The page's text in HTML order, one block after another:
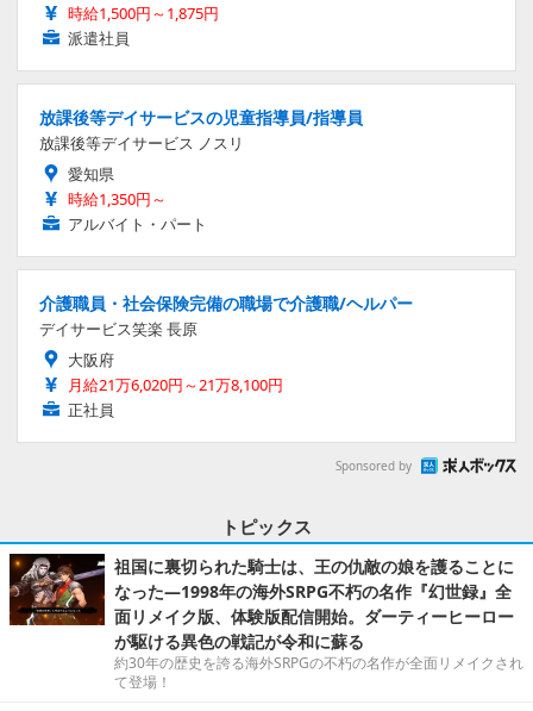
時給1,500円～1,875円
派遣社員
放課後等デイサービスの児童指導員/指導員
放課後等デイサービス ノスリ
愛知県
時給1,350円～
アルバイト・パート
介護職員・社会保険完備の職場で介護職/ヘルパー
デイサービス笑楽 長原
大阪府
月給21万6,020円～21万8,100円
正社員
Sponsored by
トピックス
祖国に裏切られた騎士は、王の仇敵の娘を護ることに
なった―1998年の海外SRPG不朽の名作『幻世録』全
面リメイク版、体験版配信開始。ダーティーヒーロー
が駆ける異色の戦記が令和に蘇る
約30年の歴史を誇る海外SRPGの不朽の名作が全面リメイクされ
て登場！